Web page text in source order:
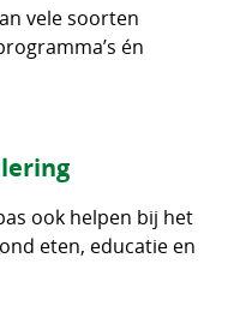
vele soorten
én
ook helpen bij het
eten, educatie en